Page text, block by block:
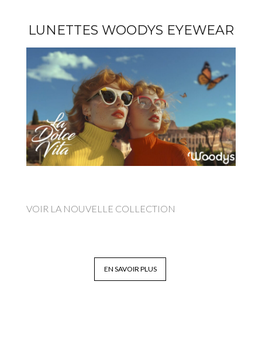
LUNETTES WOODYS EYEWEAR
VOIR LA NOUVELLE COLLECTION
EN SAVOIR PLUS